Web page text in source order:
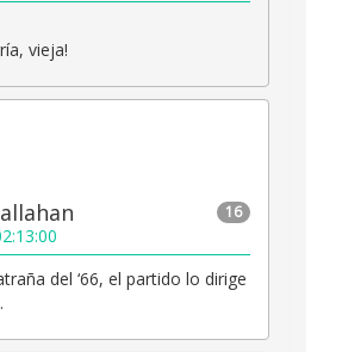
vieja!
16
del ‘66, el partido lo dirige